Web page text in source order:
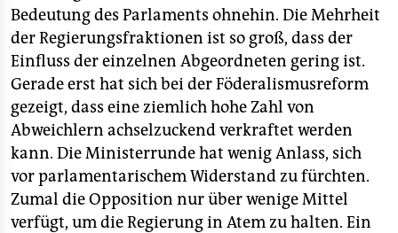
Bedeutung des Parlaments ohnehin. Die Mehrheit
der Regierungsfraktionen ist so groß, dass der
Einfluss der einzelnen Abgeordneten gering ist.
Gerade erst hat sich bei der Föderalismusreform
gezeigt, dass eine ziemlich hohe Zahl von
Abweichlern achselzuckend verkraftet werden
kann. Die Ministerrunde hat wenig Anlass, sich
vor parlamentarischem Widerstand zu fürchten.
Zumal die Opposition nur über wenige Mittel
verfügt, um die Regierung in Atem zu halten. Ein